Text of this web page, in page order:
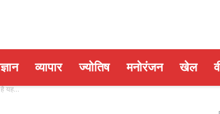
व्यापार ज्योतिष मनोरंजन खेल
यह...